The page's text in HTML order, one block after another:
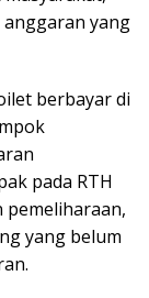
yang
berbayar di
pada RTH
pemeliharaan,
yang belum